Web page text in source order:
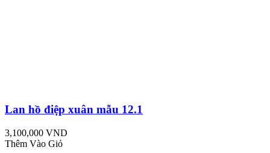
Lan hồ điệp xuân mẫu 12.1
3,100,000 VND
Thêm Vào Giỏ